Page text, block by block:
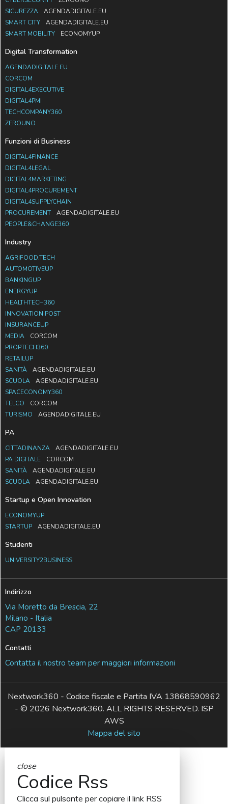
SICUREZZA
AGENDADIGITALE.EU
SMART CITY
AGENDADIGITALE.EU
SMART MOBILITY
ECONOMYUP
Digital Transformation
AGENDADIGITALE.EU
CORCOM
DIGITAL4EXECUTIVE
DIGITAL4PMI
TECHCOMPANY360
ZEROUNO
Funzioni di Business
DIGITAL4FINANCE
DIGITAL4LEGAL
DIGITAL4MARKETING
DIGITAL4PROCUREMENT
DIGITAL4SUPPLYCHAIN
PROCUREMENT
AGENDADIGITALE.EU
PEOPLE&CHANGE360
Industry
AGRIFOOD.TECH
AUTOMOTIVEUP
BANKINGUP
ENERGYUP
HEALTHTECH360
INNOVATION POST
INSURANCEUP
MEDIA
CORCOM
PROPTECH360
RETAILUP
SANITÀ
AGENDADIGITALE.EU
SCUOLA
AGENDADIGITALE.EU
SPACECONOMY360
TELCO
CORCOM
TURISMO
AGENDADIGITALE.EU
PA
CITTADINANZA
AGENDADIGITALE.EU
PA DIGITALE
CORCOM
SANITÀ
AGENDADIGITALE.EU
SCUOLA
AGENDADIGITALE.EU
Startup e Open Innovation
ECONOMYUP
STARTUP
AGENDADIGITALE.EU
Studenti
UNIVERSITY2BUSINESS
Indirizzo
Via Moretto da Brescia, 22
Milano - Italia
CAP 20133
Contatti
Contatta il nostro team per maggiori informazioni
Nextwork360 - Codice fiscale e Partita IVA 13868590962
- © 2026 Nextwork360. ALL RIGHTS RESERVED. ISP
AWS
Mappa del sito
close
Codice Rss
Clicca sul pulsante per copiare il link RSS